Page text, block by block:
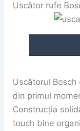
Uscător rufe
Uscătorul
din primul
Construcția
touch bine